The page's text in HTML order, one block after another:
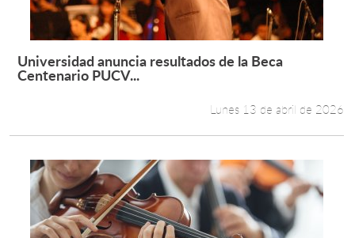
Postgrado
Formación Continua
Funcionarios
Alumni
Leer más +
Universidad anuncia resultados de la Beca
Centenario PUCV...
Lunes 13 de abril de 2026